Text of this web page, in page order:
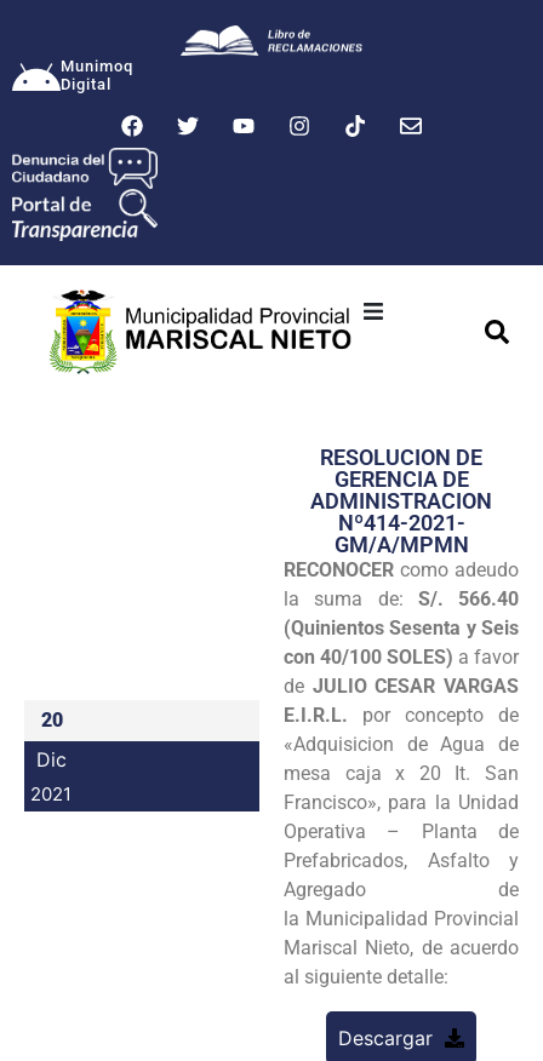
Munimoq
Digital
Transparencia
Seguridad
Programas
Intranet
20
Dic
2021
RESOLUCION DE
GERENCIA DE
ADMINISTRACION
Nº414-2021-
GM/A/MPMN
RECONOCER como adeudo
la suma de: S/. 566.40
(Quinientos Sesenta y Seis
con 40/100 SOLES) a favor
de JULIO CESAR VARGAS
E.I.R.L. por concepto de
«Adquisicion de Agua de
mesa caja x 20 It. San
Francisco», para la Unidad
Operativa – Planta de
Prefabricados, Asfalto y
Agregado de
la Municipalidad Provincial
Mariscal Nieto, de acuerdo
al siguiente detalle:
Descargar